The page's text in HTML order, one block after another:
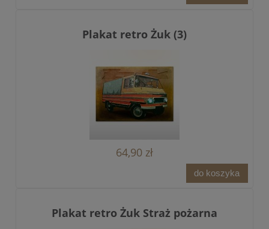
Plakat retro Żuk (3)
64,90 zł
do koszyka
Plakat retro Żuk Straż pożarna